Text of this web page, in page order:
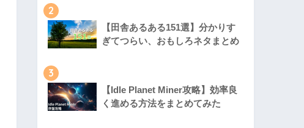
2
【田舎あるある151選】分かりす
ぎてつらい、おもしろネタまとめ
3
【Idle Planet Miner攻略】効率良
く進める方法をまとめてみた